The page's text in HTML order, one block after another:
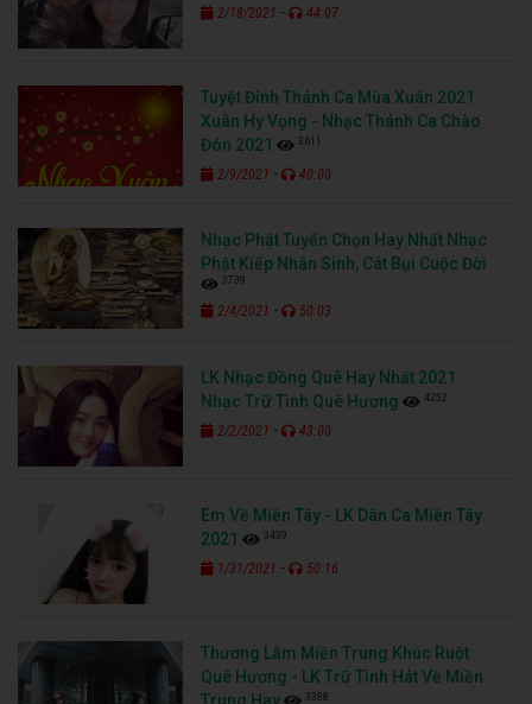
2/18/2021 - 44:07
Tuyệt Đỉnh Thánh Ca Mùa Xuân 2021
Xuân Hy Vọng - Nhạc Thánh Ca Chào
Đón 2021
3611
2/9/2021 - 40:00
Nhạc Phật Tuyển Chọn Hay Nhất Nhạc
Phật Kiếp Nhân Sinh, Cát Bụi Cuộc Đời
3739
2/4/2021 - 50:03
LK Nhạc Đồng Quê Hay Nhất 2021
Nhạc Trữ Tình Quê Hương
4252
2/2/2021 - 43:00
Em Về Miền Tây - LK Dân Ca Miền Tây
2021
3439
1/31/2021 - 50:16
Thương Lắm Miền Trung Khúc Ruột
Quê Hương - LK Trữ Tình Hát Về Miền
3388